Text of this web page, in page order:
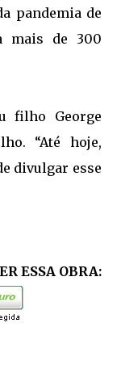
pandemia de
mais de 300
filho George
“Até hoje,
divulgar esse
ESSA OBRA: